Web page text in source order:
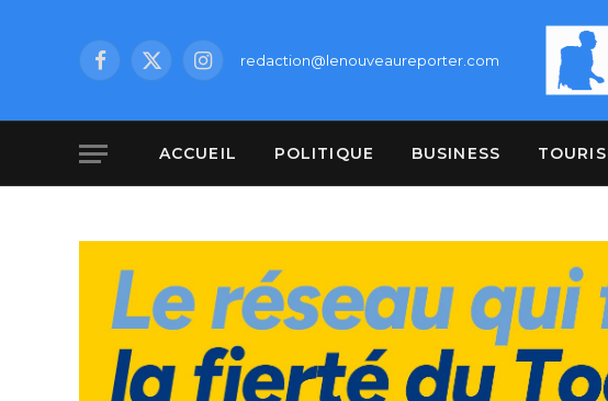
Facebook
X
Instagramredaction@lenouveaureporter.com
ACCUEIL POLITIQUE BUSINESS